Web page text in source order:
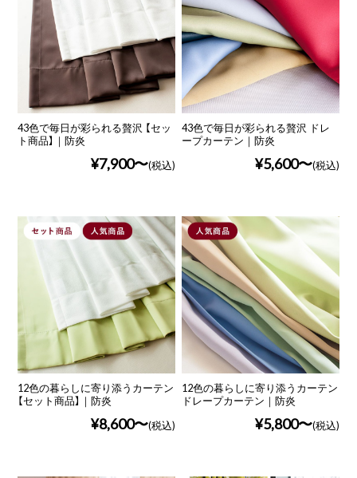
43色で毎日が彩られる贅沢 【セッ
ト商品】｜防炎
¥7,900 (税込)
43色で毎日が彩られる贅沢 ドレ
ープカーテン｜防炎
¥5,600 (税込)
12色の暮らしに寄り添うカーテン
【セット商品】｜防炎
¥8,600 (税込)
12色の暮らしに寄り添うカーテン
ドレープカーテン｜防炎
¥5,800 (税込)